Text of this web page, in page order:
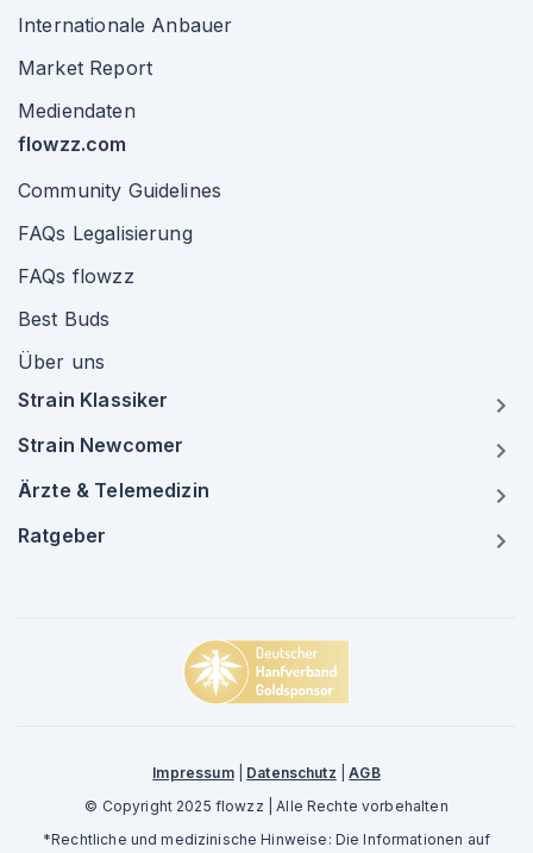
Internationale Anbauer
Market Report
Mediendaten
flowzz.com
Community Guidelines
FAQs Legalisierung
FAQs flowzz
Best Buds
Über uns
Strain Klassiker
Strain Newcomer
Ärzte & Telemedizin
Ratgeber
Impressum| Datenschutz |AGB
© Copyright 2025 flowzz | Alle Rechte vorbehalten
*Rechtliche und medizinische Hinweise: Die Informationen auf